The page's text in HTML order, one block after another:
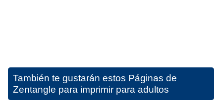
También te gustarán estos Páginas de
Zentangle para imprimir para adultos